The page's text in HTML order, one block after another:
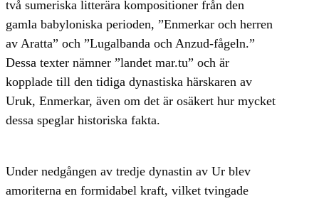
två sumeriska litterära kompositioner från den
gamla babyloniska perioden, ”Enmerkar och herren
av Aratta” och ”Lugalbanda och Anzud-fågeln.”
Dessa texter nämner ”landet mar.tu” och är
kopplade till den tidiga dynastiska härskaren av
Uruk, Enmerkar, även om det är osäkert hur mycket
dessa speglar historiska fakta.
Under nedgången av tredje dynastin av Ur blev
amoriterna en formidabel kraft, vilket tvingade